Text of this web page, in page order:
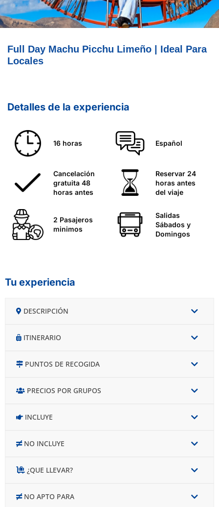
Full Day Machu Picchu Limeño | Ideal Para
Locales
Detalles de la experiencia
16 horas Español
Cancelación
gratuita 48
horas antes
Reservar 24
horas antes
del viaje
2 Pasajeros
minimos
Salidas
Sábados y
Domingos
Tu experiencia
DESCRIPCIÓN
ITINERARIO
PUNTOS DE RECOGIDA
PRECIOS POR GRUPOS
INCLUYE
NO INCLUYE
¿QUE LLEVAR?
NO APTO PARA